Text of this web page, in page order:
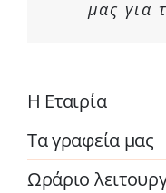
μας για
Η Εταιρία
Τα γραφεία μας
Ωράριο